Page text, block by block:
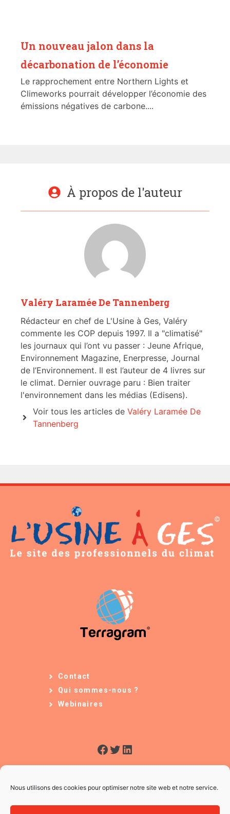
Nous utilisons des cookies pour optimiser notre site web et notre service.
Un nouveau jalon dans la
décarbonation de l’économie
Le rapprochement entre Northern Lights et
Climeworks pourrait développer l’économie des
émissions négatives de carbone....
À propos de l'auteur
Valéry Laramée De Tannenberg
Rédacteur en chef de L'Usine à Ges, Valéry
commente les COP depuis 1997. Il a "climatisé"
les journaux qui l’ont vu passer : Jeune Afrique,
Environnement Magazine, Enerpresse, Journal
de l’Environnement. Il est l’auteur de 4 livres sur
le climat. Dernier ouvrage paru : Bien traiter
l'environnement dans les médias (Edisens).
Voir tous les articles de Valéry Laramée De
Tannenberg
Contact
Qui sommes-nous ?
Webinaires
Facebook
Twitter
LinkedIn